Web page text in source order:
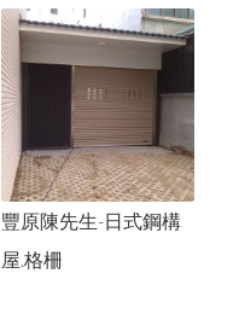
豐原陳先生-日式鋼構
屋.格柵